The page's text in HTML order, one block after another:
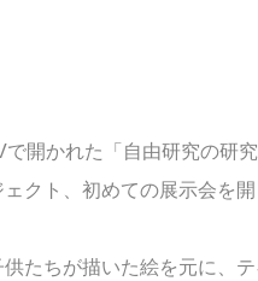
開かれた「自由研究の研
クト、初めての展示会を開
たちが描いた絵を元に、